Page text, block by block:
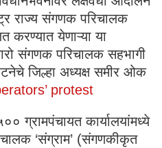
राज्य संगणक परिचालक
करण्यात येणाऱ्या या
संगणक परिचालक सहभागी
जिल्हा अध्यक्ष समीर ओक
protest
ग्रामपंचायत कार्यालयांमध्ये
‘संग्राम’ (संगणकीकृत